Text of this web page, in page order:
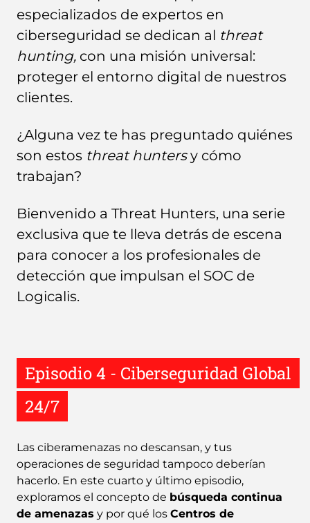
especializados de expertos en
ciberseguridad se dedican al threat
hunting, con una misión universal:
proteger el entorno digital de nuestros
clientes.
¿Alguna vez te has preguntado quiénes
son estos threat huntersy cómo
trabajan?
Bienvenido a Threat Hunters, una serie
exclusiva que te lleva detrás de escena
para conocer a los profesionales de
detección que impulsan el SOC de
Logicalis.
Episodio 4 - Ciberseguridad Global
24/7
Las ciberamenazas no descansan, y tus
operaciones de seguridad tampoco deberían
hacerlo. En este cuarto y último episodio,
exploramos el concepto de búsqueda continua
de amenazas y por qué los Centros de